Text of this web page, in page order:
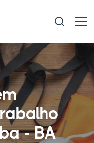
- BA